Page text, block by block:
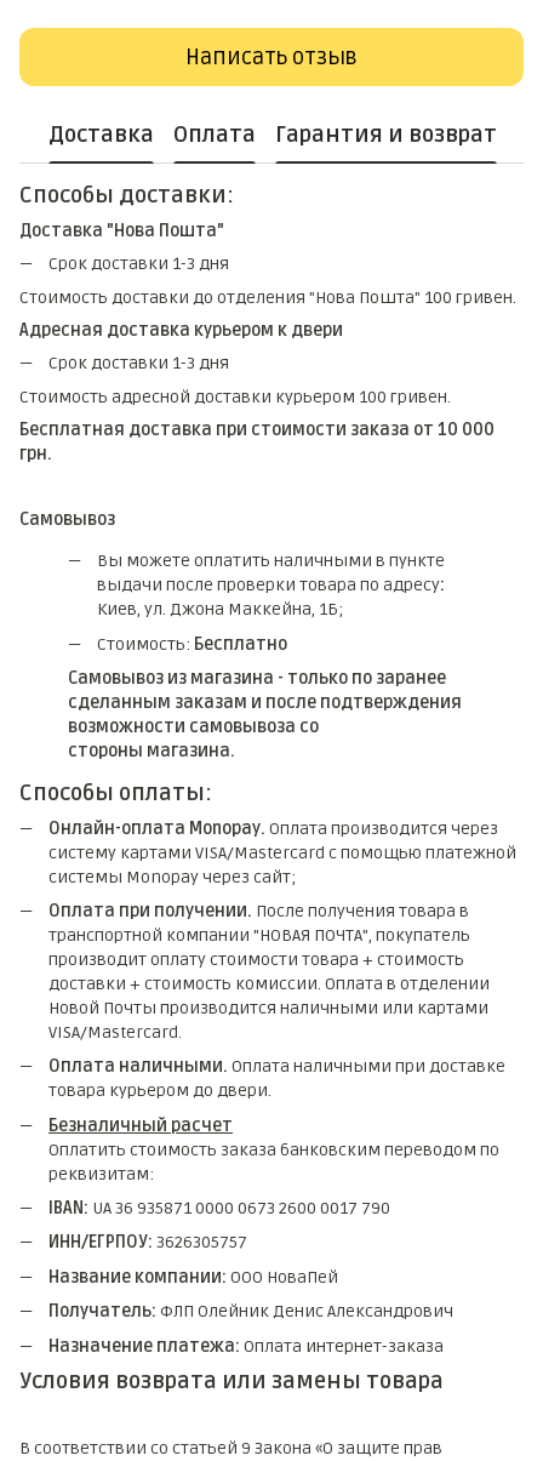
Написать отзыв
Доставка Оплата Гарантия и возврат
Способы доставки:
Доставка "Нова Пошта"
Срок доставки 1-3 дня
Стоимость доставки до отделения "Нова Пошта" 100 гривен.
Адресная доставка курьером к двери
Срок доставки 1-3 дня
Стоимость адресной доставки курьером 100 гривен.
Бесплатная доставка при стоимости заказа от 10 000
грн.
Самовывоз
Вы можете оплатить наличными в пункте
выдачи после проверки товара по адресу:
Киев, ул. Джона Маккейна, 1Б;
Стоимость: Бесплатно
Самовывоз из магазина - только по заранее
сделанным заказам и после подтверждения
возможности самовывоза со
стороны магазина.
Способы оплаты:
Онлайн-оплата Monopay. Оплата производится через
систему картами VISA/Mastercard с помощью платежной
системы Monopay через сайт;
Оплата при получении. После получения товара в
транспортной компании "НОВАЯ ПОЧТА", покупатель
производит оплату стоимости товара + стоимость
доставки + стоимость комиссии. Оплата в отделении
Новой Почты производится наличными или картами
VISA/Mastercard.
Оплата наличными. Оплата наличными при доставке
товара курьером до двери.
Безналичный расчет
Оплатить стоимость заказа банковским переводом по
реквизитам:
IBAN: UA 36 935871 0000 0673 2600 0017 790
ИНН/ЕГРПОУ: 3626305757
Название компании: ООО НоваПей
Получатель: ФЛП Олейник Денис Александрович
Назначение платежа: Оплата интернет-заказа
Условия возврата или замены товара
В соответствии со статьей 9 Закона «О защите прав